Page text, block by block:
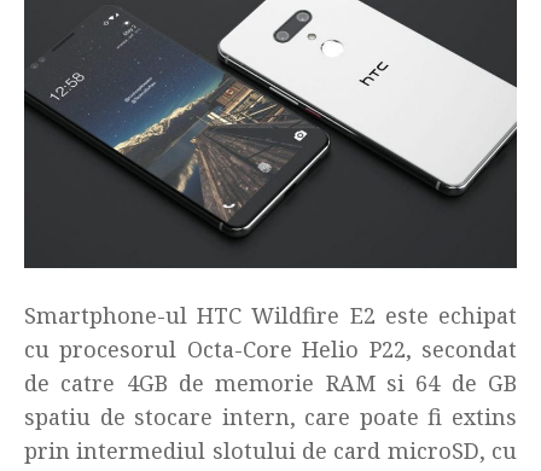
Smartphone-ul HTC Wildfire E2 este echipat
cu procesorul Octa-Core Helio P22, secondat
de catre 4GB de memorie RAM si 64 de GB
spatiu de stocare intern, care poate fi extins
prin intermediul slotului de card microSD, cu